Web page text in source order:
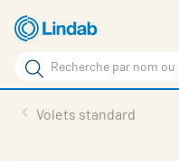
Aller
au
contenu
principal
Rechercher
Rechercher
sur
Volets standard